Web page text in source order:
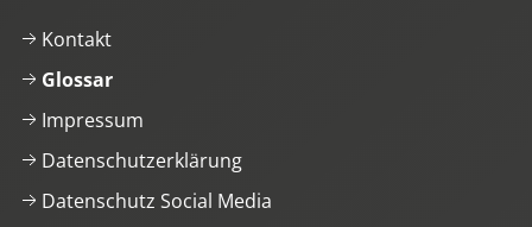
Kontakt
Glossar
Impressum
Datenschutzerklärung
Datenschutz Social Media